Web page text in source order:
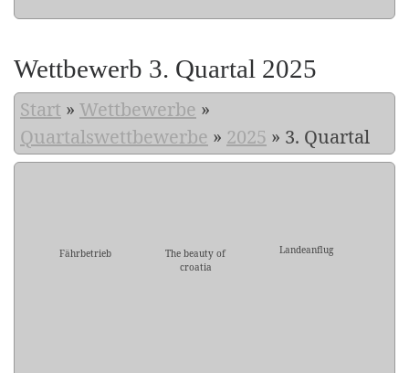
Wettbewerb 3. Quartal 2025
Start » Wettbewerbe »
Quartalswettbewerbe » 2025 » 3. Quartal
Fährbetrieb
The beauty of
croatia
Landeanflug